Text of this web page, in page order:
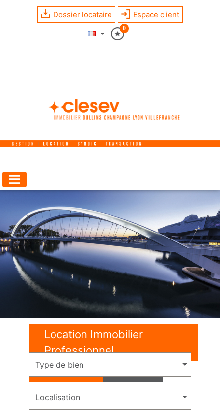
Dossier locataire Espace client
0
Location Immobilier
Professionnel
Location
Type de bien
Localisation